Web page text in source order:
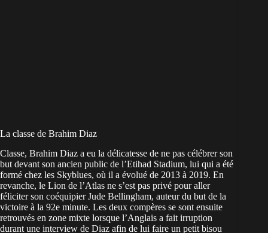
La classe de Brahim Diaz
Classe, Brahim Diaz a eu la délicatesse de ne pas célébrer son
but devant son ancien public de l’Etihad Stadium, lui qui a été
formé chez les Skyblues, où il a évolué de 2013 à 2019. En
revanche, le Lion de l’Atlas ne s’est pas privé pour aller
féliciter son coéquipier Jude Bellingham, auteur du but de la
victoire à la 92e minute. Les deux compères se sont ensuite
retrouvés en zone mixte lorsque l’Anglais a fait irruption
durant une interview de Diaz afin de lui faire un petit bisou